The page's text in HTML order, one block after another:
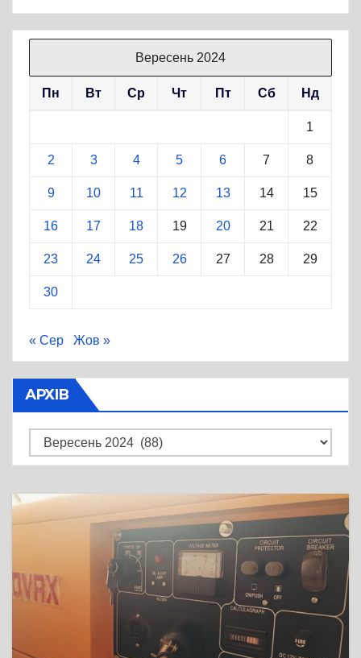
Вересень 2024
Пн Вт Ср Чт Пт Сб Нд
1
2 3 4 5 6 7 8
9 10 11 12 13 14 15
16 17 18 19 20 21 22
23 24 25 26 27 28 29
30
« Сер Жов »
АРХІВ
Архів